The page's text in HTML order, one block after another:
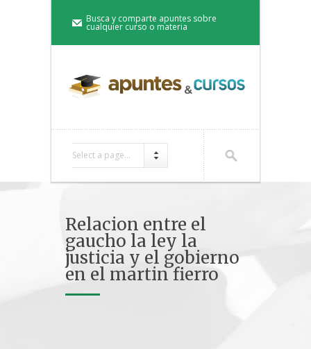
Busca y comparte apuntes sobre
cualquier curso o materia
Select a page...
Relacion entre el
gaucho la ley la
justicia y el gobierno
en el martin fierro